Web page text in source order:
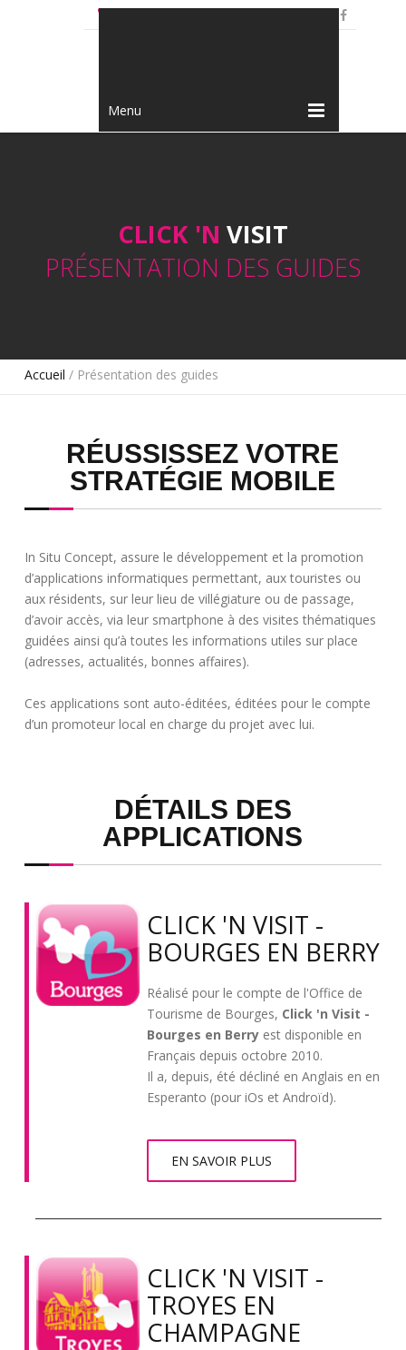
+33 3 80 73 11 12
Menu
CLICK 'N VISIT
PRÉSENTATION DES GUIDES
Accueil / Présentation des guides
RÉUSSISSEZ VOTRE
STRATÉGIE MOBILE
In Situ Concept, assure le développement et la promotion
d’applications informatiques permettant, aux touristes ou
aux résidents, sur leur lieu de villégiature ou de passage,
d’avoir accès, via leur smartphone à des visites thématiques
guidées ainsi qu’à toutes les informations utiles sur place
(adresses, actualités, bonnes affaires).
Ces applications sont auto-éditées, éditées pour le compte
d’un promoteur local en charge du projet avec lui.
DÉTAILS DES
APPLICATIONS
CLICK 'N VISIT -
BOURGES EN BERRY
Réalisé pour le compte de l'Office de
Tourisme de Bourges, Click 'n Visit -
Bourges en Berryest disponible en
Français depuis octobre 2010.
Il a, depuis, été décliné en Anglais en en
Esperanto (pour iOs et Androïd).
EN SAVOIR PLUS
CLICK 'N VISIT -
TROYES EN
CHAMPAGNE